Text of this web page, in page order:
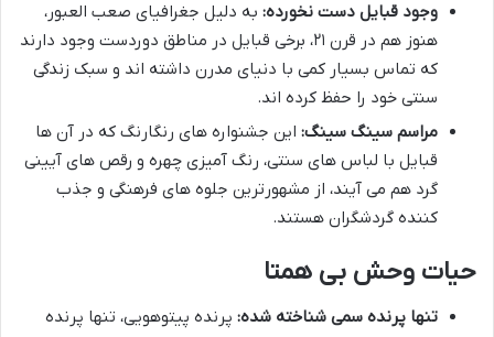
وجود قبایل دست نخورده: به دلیل جغرافیای صعب العبور،
هنوز هم در قرن ۲۱، برخی قبایل در مناطق دوردست وجود دارند
که تماس بسیار کمی با دنیای مدرن داشته اند و سبک زندگی
سنتی خود را حفظ کرده اند.
مراسم سینگ سینگ: این جشنواره های رنگارنگ که در آن ها
قبایل با لباس های سنتی، رنگ آمیزی چهره و رقص های آیینی
گرد هم می آیند، از مشهورترین جلوه های فرهنگی و جذب
کننده گردشگران هستند.
حیات وحش بی همتا
تنها پرنده سمی شناخته شده: پرنده پیتوهویی، تنها پرنده